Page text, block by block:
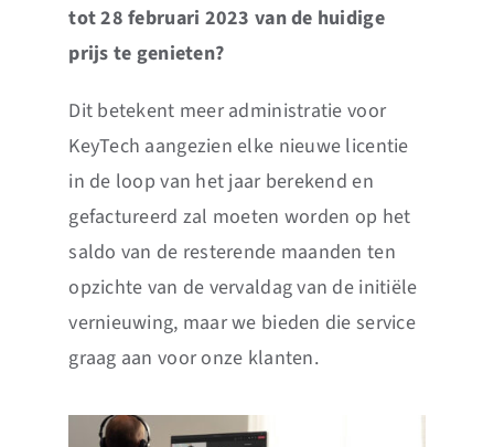
tot 28 februari 2023 van de huidige
prijs te genieten?
Dit betekent meer administratie voor
KeyTech aangezien elke nieuwe licentie
in de loop van het jaar berekend en
gefactureerd zal moeten worden op het
saldo van de resterende maanden ten
opzichte van de vervaldag van de initiële
vernieuwing, maar we bieden die service
graag aan voor onze klanten.